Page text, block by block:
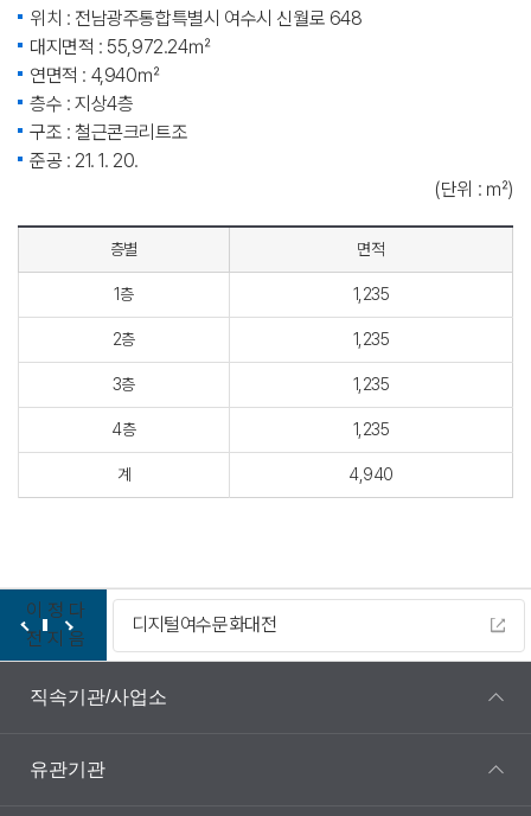
위치 : 전남광주통합특별시 여수시 신월로 648
대지면적 : 55,972.24㎡
연면적 : 4,940㎡
층수 : 지상4층
구조 : 철근콘크리트조
준공 : 21. 1. 20.
(단위 : ㎡)
층별 면적
1층 1,235
2층 1,235
3층 1,235
4층 1,235
계 4,940
이
전
정
지
다
음
디지털여수문화대전
직속기관/사업소
유관기관